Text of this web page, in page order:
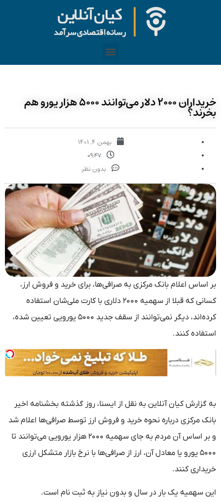
خریداران ۲۰۰۰ دلار می‌توانند ۵۰۰۰ هزار یورو هم
بخرند؟
بهمن ۴, ۱۴۰۱
۰۹:۴۷
بدون نظر
بر اساس اعلام بانک مرکزی به صرافی‌ها، برای خرید و فروش ارز،
کسانی که قبلا از سهمیه ۲۰۰۰ دلاری با کارت ملی‌شان استفاده
کرده‌اند، دیگر نمی‌توانند از سقف جدید ۵۰۰۰ یورویی تعیین شده،
استفاده کنند.
به گزارش کیان آنلاین به نقل از ایسنا، روز گذشته بخشنامه اخیر
بانک مرکزی درباره نحوه خرید و فروش ارز توسط صرافی‌ها اعلام شد
و بر اساس آن مردم به جای سهمیه ۲۰۰۰ هزار یورویی می‌توانند تا
۵۰۰۰ یورو یا معادل آن، ارز از صرافی‌ها با نرخ بازار متشکل ارزی
خریداری کنند.
این سهمیه یک بار در سال و بدون نیاز به ثبت نام است.